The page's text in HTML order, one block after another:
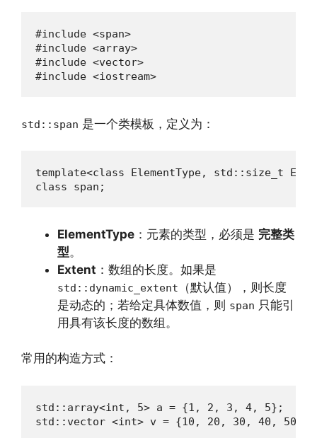
#include <span>
#include <array>
#include <vector>
#include <iostream>
std::span 是一个类模板，定义为：
template<class ElementType, std::size_t
class span;
ElementType ：元素的类型，必须是 完整类
型。
Extent ：数组的长度。如果是
std::dynamic_extent
（默认值），则长度
是动态的；若给定具体数值，则 span 只能引
用具有该长度的数组。
常用的构造方式：
std::array<int, 5> a = {1, 2, 3, 4, 5};
std::vector <int> v = {10, 20, 30, 40, 50,